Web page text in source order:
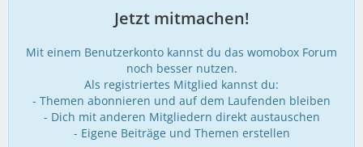
Jetzt mitmachen!
Mit einem Benutzerkonto kannst du das womobox Forum
noch besser nutzen.
Als registriertes Mitglied kannst du:
- Themen abonnieren und auf dem Laufenden bleiben
- Dich mit anderen Mitgliedern direkt austauschen
- Eigene Beiträge und Themen erstellen